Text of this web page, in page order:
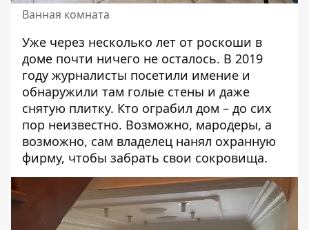
Ванная комната
Уже через несколько лет от роскоши в
доме почти ничего не осталось. В 2019
году журналисты посетили имение и
обнаружили там голые стены и даже
снятую плитку. Кто ограбил дом – до сих
пор неизвестно. Возможно, мародеры, а
возможно, сам владелец нанял охранную
фирму, чтобы забрать свои сокровища.